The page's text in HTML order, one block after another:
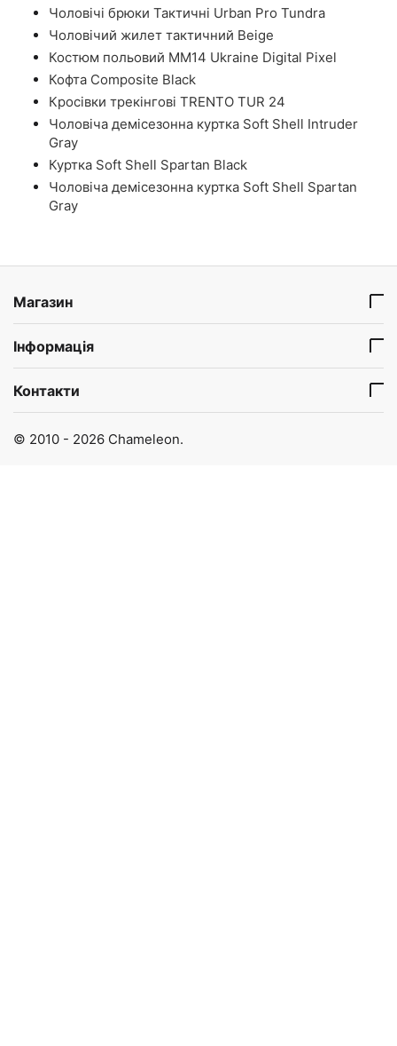
Чоловічі брюки Тактичні Urban Pro Tundra
Чоловічий жилет тактичний Beige
Костюм польовий ММ14 Ukraine Digital Pixel
Кофта Composite Black
Кросівки трекінгові TRENTO TUR 24
Чоловіча демісезонна куртка Soft Shell Intruder
Gray
Куртка Soft Shell Spartan Black
Чоловіча демісезонна куртка Soft Shell Spartan
Gray
Магазин
Інформація
Контакти
© 2010 - 2026 Chameleon.